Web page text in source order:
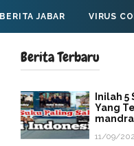
BERITA JABAR VIRUS
Berita Terbaru
Inilah
Yang
11/09/